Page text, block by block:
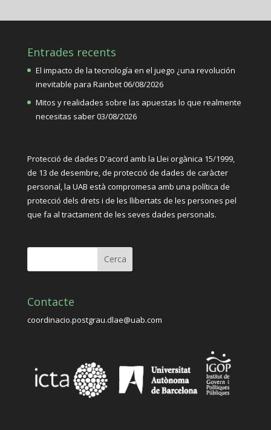
Entrades recents
El impacto de la tecnología en el juego ¿una revolución
inevitable para Rainbet06/08/2026
Mitos y realidades sobre las apuestas lo que realmente
necesitas saber03/08/2026
Protecció de dades D'acord amb la Llei orgànica 15/1999,
de 13 de desembre, de protecció de dades de caràcter
personal, la UAB està compromesa amb una política de
protecció dels drets i de les llibertats de les persones pel
que fa al tractament de les seves dades personals.
Contacte
coordinacio.postgrau.dlae@uab.com